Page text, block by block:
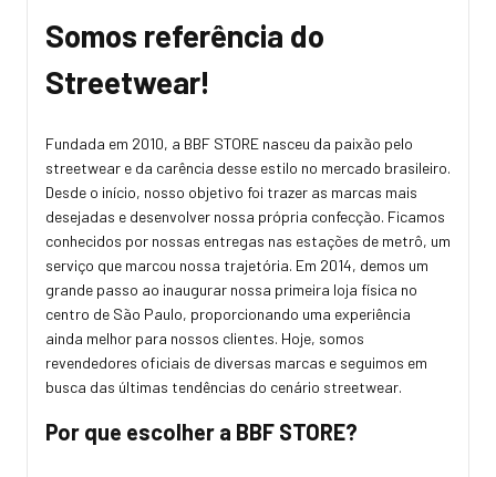
Somos referência do
Streetwear!
Fundada em 2010, a BBF STORE nasceu da paixão pelo
streetwear e da carência desse estilo no mercado brasileiro.
Desde o início, nosso objetivo foi trazer as marcas mais
desejadas e desenvolver nossa própria confecção. Ficamos
conhecidos por nossas entregas nas estações de metrô, um
serviço que marcou nossa trajetória. Em 2014, demos um
grande passo ao inaugurar nossa primeira loja física no
centro de São Paulo, proporcionando uma experiência
ainda melhor para nossos clientes. Hoje, somos
revendedores oficiais de diversas marcas e seguimos em
busca das últimas tendências do cenário streetwear.
Por que escolher a BBF STORE?